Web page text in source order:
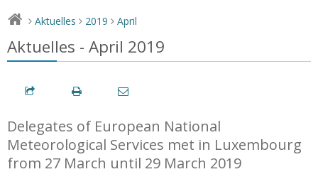
> Aktuelles > 2019 > April
Aktuelles - April 2019
Delegates of European National
Meteorological Services met in Luxembourg
from 27 March until 29 March 2019